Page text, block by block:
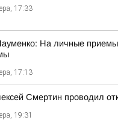
17:33
На личные приемы
17:13
Смертин проводил
19:31